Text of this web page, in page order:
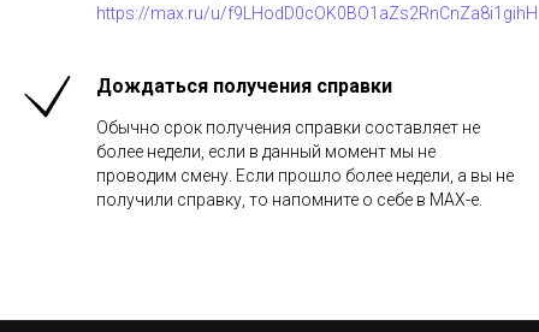
https://max.ru/u/
Дождаться получения справки
Обычно срок получения справки составляет не
более недели, если в данный момент мы не
проводим смену. Если прошло более недели, а вы не
получили справку, то напомните о себе в МАХ-е.